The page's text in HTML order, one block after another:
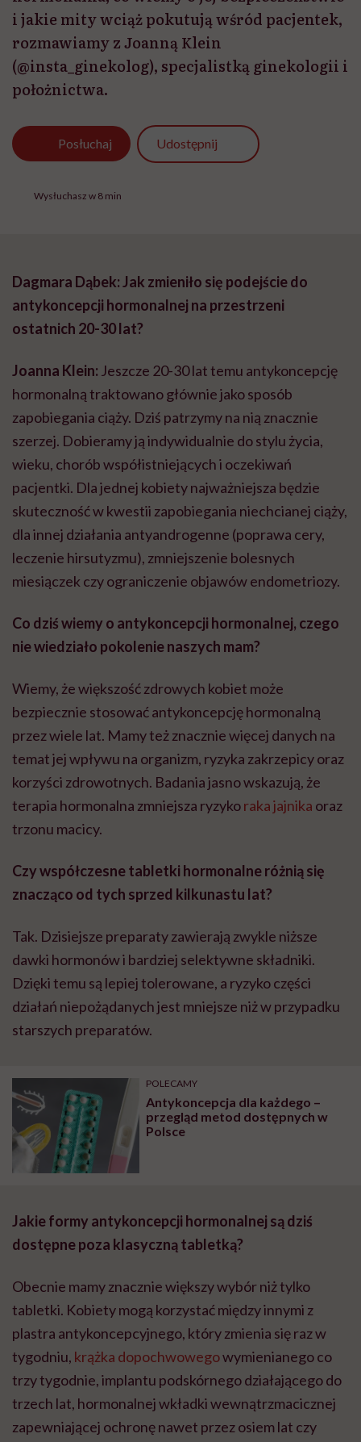
i jakie mity wciąż pokutują wśród pacjentek,
rozmawiamy z Joanną Klein
(@insta_ginekolog), specjalistką ginekologii i
położnictwa.
Posłuchaj Udostępnij
Wysłuchasz w 8 min
Dagmara Dąbek:Jak zmieniło się podejście do
antykoncepcji hormonalnej na przestrzeni
ostatnich 20-30 lat?
Joanna Klein: Jeszcze 20-30 lat temu antykoncepcję
hormonalną traktowano głównie jako sposób
zapobiegania ciąży. Dziś patrzymy na nią znacznie
szerzej. Dobieramy ją indywidualnie do stylu życia,
wieku, chorób współistniejących i oczekiwań
pacjentki. Dla jednej kobiety najważniejsza będzie
skuteczność w kwestii zapobiegania niechcianej ciąży,
dla innej działania antyandrogenne (poprawa cery,
leczenie hirsutyzmu), zmniejszenie bolesnych
miesiączek czy ograniczenie objawów endometriozy.
Co dziś wiemy o antykoncepcji hormonalnej, czego
nie wiedziało pokolenie naszych mam?
Wiemy, że większość zdrowych kobiet może
bezpiecznie stosować antykoncepcję hormonalną
przez wiele lat. Mamy też znacznie więcej danych na
temat jej wpływu na organizm, ryzyka zakrzepicy oraz
korzyści zdrowotnych. Badania jasno wskazują, że
terapia hormonalna zmniejsza ryzykoraka jajnika oraz
trzonu macicy.
Czy współczesne tabletki hormonalne różnią się
znacząco od tych sprzed kilkunastu lat?
Tak. Dzisiejsze preparaty zawierają zwykle niższe
dawki hormonów i bardziej selektywne składniki.
Dzięki temu są lepiej tolerowane, a ryzyko części
działań niepożądanych jest mniejsze niż w przypadku
starszych preparatów.
POLECAMY
Antykoncepcja dla każdego –
przegląd metod dostępnych w
Polsce
Jakie formy antykoncepcji hormonalnej są dziś
dostępne poza klasyczną tabletką?
Obecnie mamy znacznie większy wybór niż tylko
tabletki. Kobiety mogą korzystać między innymi z
plastra antykoncepcyjnego, który zmienia się raz w
tygodniu, krążka dopochwowegowymienianego co
trzy tygodnie, implantu podskórnego działającego do
trzech lat, hormonalnej wkładki wewnątrzmacicznej
zapewniającej ochronę nawet przez osiem lat czy